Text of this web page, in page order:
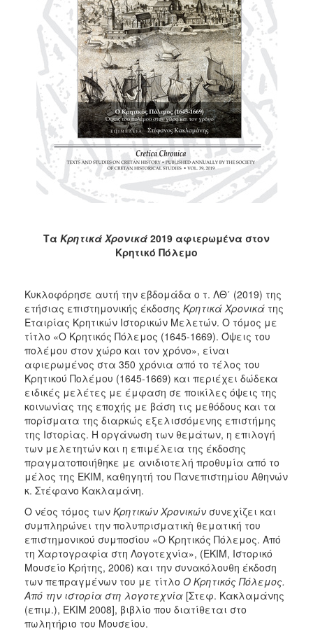
ΠΟΛΙΤΙΣΜΟΣ
ΑΝΘΕΚΤΙΚΗ
Τα Κρητικά Χρονικά 2019 αφιερωμένα στον
Κρητικό Πόλεμο
Κυκλοφόρησε αυτή την εβδομάδα ο τ. ΛΘ΄ (2019) της
ετήσιας επιστημονικής έκδοσης Κρητικά Χρονικά της
Εταιρίας Κρητικών Ιστορικών Μελετών. Ο τόμος με
τίτλο «Ο Κρητικός Πόλεμος (1645-1669). Όψεις του
πολέμου στον χώρο και τον χρόνο», είναι
αφιερωμένος στα 350 χρόνια από το τέλος του
Κρητικού Πολέμου (1645-1669) και περιέχει δώδεκα
ειδικές μελέτες με έμφαση σε ποικίλες όψεις της
κοινωνίας της εποχής με βάση τις μεθόδους και τα
πορίσματα της διαρκώς εξελισσόμενης επιστήμης
της Ιστορίας. Η οργάνωση των θεμάτων, η επιλογή
των μελετητών και η επιμέλεια της έκδοσης
πραγματοποιήθηκε με ανιδιοτελή προθυμία από το
μέλος της ΕΚΙΜ, καθηγητή του Πανεπιστημίου Αθηνών
κ. Στέφανο Κακλαμάνη.
Ο νέος τόμος των Κρητικών Χρονικών συνεχίζει και
συμπληρώνει την πολυπρισματικὴ θεματική του
επιστημονικού συμποσίου «Ο Κρητικός Πόλεμος. Από
τη Χαρτογραφία στη Λογοτεχνία», (ΕΚΙΜ, Ιστορικό
Μουσείο Κρήτης, 2006) και την συνακόλουθη έκδοση
των πεπραγμένων του με τίτλο Ο Κρητικός Πόλεμος.
Από την ιστορία στη λογοτεχνία [Στεφ. Κακλαμάνης
(επιμ.), ΕΚΙΜ 2008], βιβλίο που διατίθεται στο
πωλητήριο του Μουσείου.